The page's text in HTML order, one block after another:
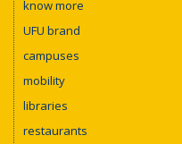
know more
UFU brand
campuses
mobility
libraries
restaurants